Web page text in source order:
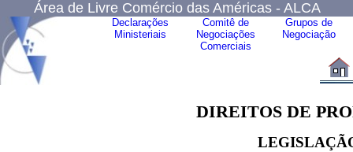
Área de Livre Comércio das Américas - ALCA
Declarações
Ministeriais
Comitê de
Negociações
Comerciais
Grupos de
Negociação
DIREITOS DE